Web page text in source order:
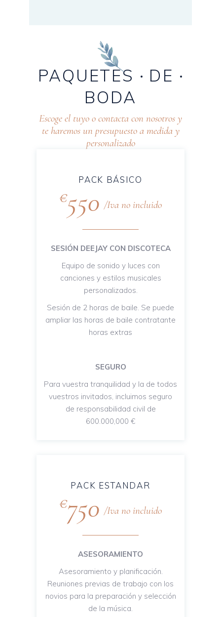
PAQUETES
DE
BODA
Escoge el tuyo o contacta con nosotros y
te haremos un presupuesto a medida y
personalizado
PACK BÁSICO
€550 Iva no incluido
SESIÓN DEEJAY CON DISCOTECA
Equipo de sonido y luces con
canciones y estilos musicales
personalizados.
Sesión de 2 horas de baile. Se puede
ampliar las horas de baile contratante
horas extras
SEGURO
Para vuestra tranquilidad y la de todos
vuestros invitados, incluimos seguro
de responsabilidad civil de
600.000,000 €
PACK ESTANDAR
€750 Iva no incluido
ASESORAMIENTO
Asesoramiento y planificación.
Reuniones previas de trabajo con los
novios para la preparación y selección
de la música.